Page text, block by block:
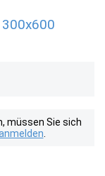
300x600
müssen Sie sich